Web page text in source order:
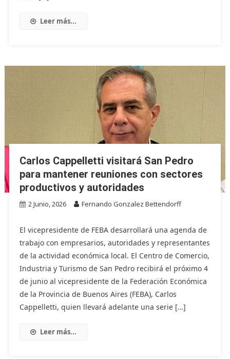
Leer más...
Carlos Cappelletti visitará San Pedro
para mantener reuniones con sectores
productivos y autoridades
2 Junio, 2026 Fernando Gonzalez Bettendorff
El vicepresidente de FEBA desarrollará una agenda de
trabajo con empresarios, autoridades y representantes
de la actividad económica local. El Centro de Comercio,
Industria y Turismo de San Pedro recibirá el próximo 4
de junio al vicepresidente de la Federación Económica
de la Provincia de Buenos Aires (FEBA), Carlos
Cappelletti, quien llevará adelante una serie […]
Leer más...